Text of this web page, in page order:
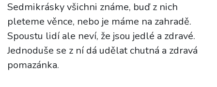
Sedmikrásky všichni známe, buď z nich
pleteme věnce, nebo je máme na zahradě.
Spoustu lidí ale neví, že jsou jedlé a zdravé.
Jednoduše se z ní dá udělat chutná a zdravá
pomazánka.